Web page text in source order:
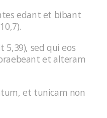
edant et bibant
sed qui eos
et alteram
et tunicam non